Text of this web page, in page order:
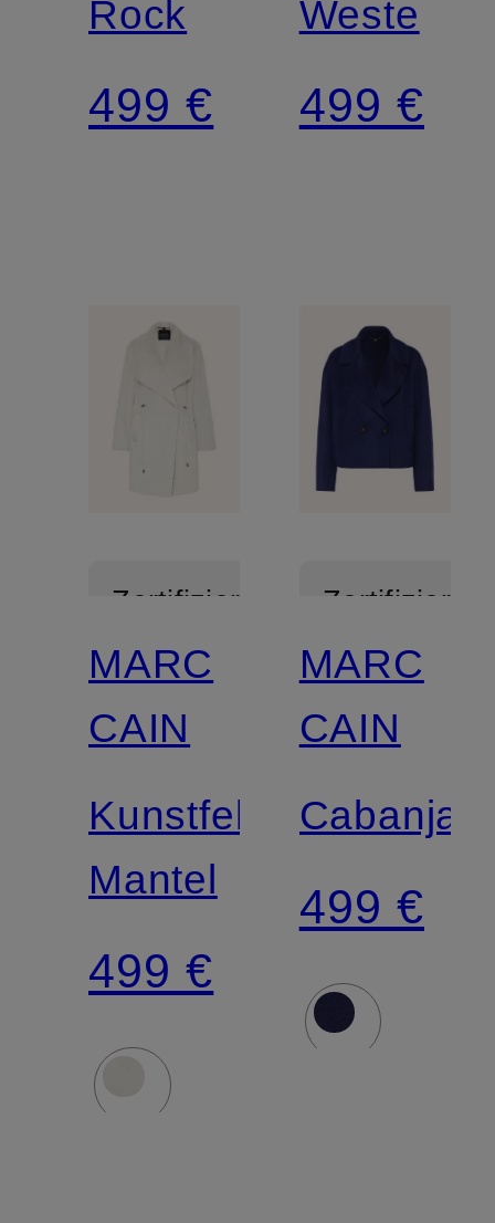
Rock
499 €
Weste
499 €
Zertifiziert
MARC
CAIN
Kunstfell-
Mantel
499 €
Zertifiziert
MARC
CAIN
499 €